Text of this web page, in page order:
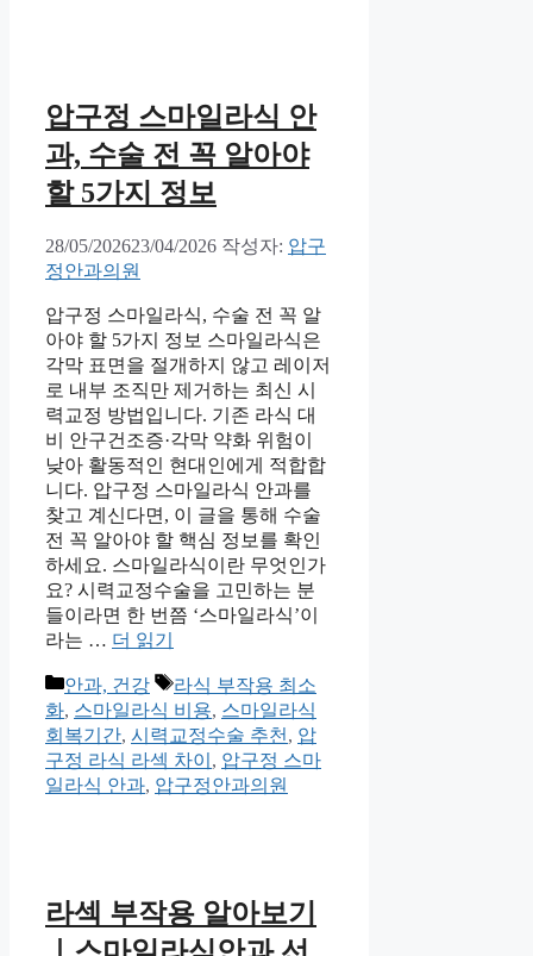
압구정 스마일라식 안
과, 수술 전 꼭 알아야
할 5가지 정보
28/05/202623/04/2026 작성자: 압구
정안과의원
압구정 스마일라식, 수술 전 꼭 알
아야 할 5가지 정보 스마일라식은
각막 표면을 절개하지 않고 레이저
로 내부 조직만 제거하는 최신 시
력교정 방법입니다. 기존 라식 대
비 안구건조증·각막 약화 위험이
낮아 활동적인 현대인에게 적합합
니다. 압구정 스마일라식 안과를
찾고 계신다면, 이 글을 통해 수술
전 꼭 알아야 할 핵심 정보를 확인
하세요. 스마일라식이란 무엇인가
요? 시력교정수술을 고민하는 분
들이라면 한 번쯤 ‘스마일라식’이
라는 … 더 읽기
카
테
고
리
안과, 건강
태
그
라식 부작용 최소
화, 스마일라식 비용, 스마일라식
회복기간, 시력교정수술 추천, 압
구정 라식 라섹 차이 , 압구정 스마
일라식 안과, 압구정안과의원
라섹 부작용 알아보기